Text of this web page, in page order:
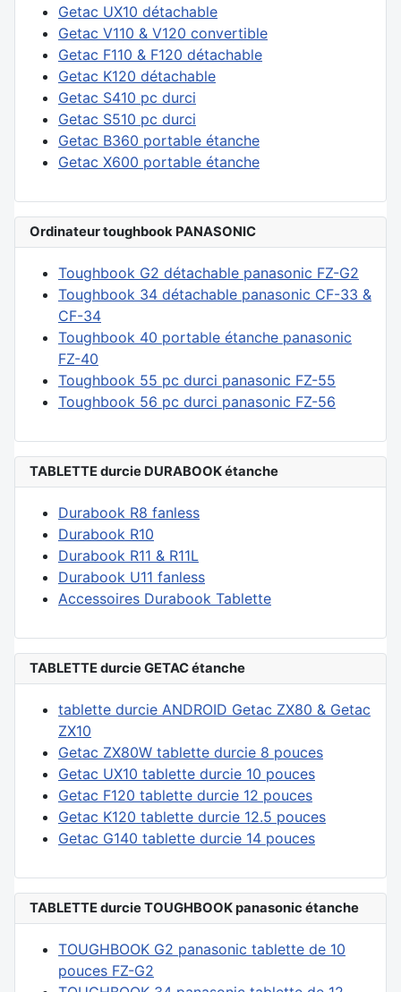
Getac UX10 détachable
Getac V110 & V120 convertible
Getac F110 & F120 détachable
Getac K120 détachable
Getac S410 pc durci
Getac S510 pc durci
Getac B360 portable étanche
Getac X600 portable étanche
Ordinateur toughbook PANASONIC
Toughbook G2 détachable panasonic FZ-G2
Toughbook 34 détachable panasonic CF-33 &
CF-34
Toughbook 40 portable étanche panasonic
FZ-40
Toughbook 55 pc durci panasonic FZ-55
Toughbook 56 pc durci panasonic FZ-56
TABLETTE durcie DURABOOK étanche
Durabook R8 fanless
Durabook R10
Durabook R11 & R11L
Durabook U11 fanless
Accessoires Durabook Tablette
TABLETTE durcie GETAC étanche
tablette durcie ANDROID Getac ZX80 & Getac
ZX10
Getac ZX80W tablette durcie 8 pouces
Getac UX10 tablette durcie 10 pouces
Getac F120 tablette durcie 12 pouces
Getac K120 tablette durcie 12.5 pouces
Getac G140 tablette durcie 14 pouces
TABLETTE durcie TOUGHBOOK panasonic étanche
TOUGHBOOK G2 panasonic tablette de 10
pouces FZ-G2